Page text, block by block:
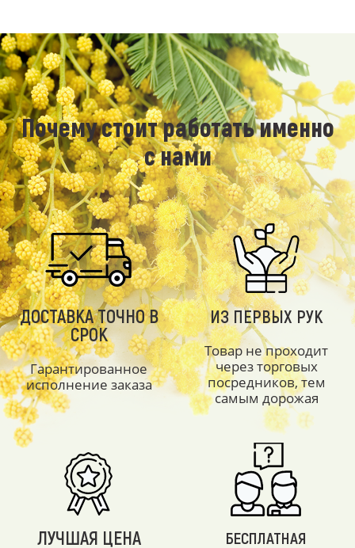
Почему стоит работать именно
с нами
ДОСТАВКА ТОЧНО В
СРОК
Гарантированное
исполнение заказа
ИЗ ПЕРВЫХ РУК
Товар не проходит
через торговых
посредников, тем
самым дорожая
ЛУЧШАЯ ЦЕНА
БЕСПЛАТНАЯ